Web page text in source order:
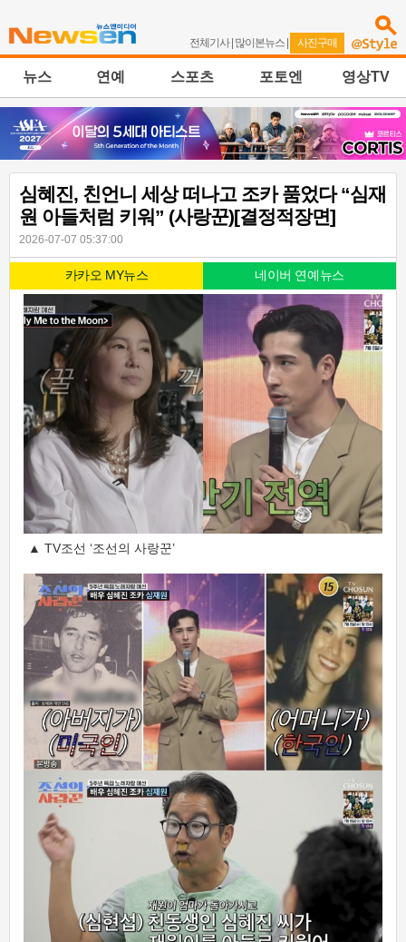
전체기사| 많이본뉴스 | 사진구매
뉴스 연예 스포츠 포토엔 영상TV
심혜진, 친언니 세상 떠나고 조카 품었다 “심재
원 아들처럼 키워” (사랑꾼)[결정적장면]
2026-07-07 05:37:00
카카오 MY뉴스 네이버 연예뉴스
▲ TV조선 ‘조선의 사랑꾼’